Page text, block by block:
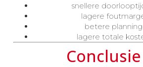
snellere
lagere
betere planning
lagere totale
Conclusie